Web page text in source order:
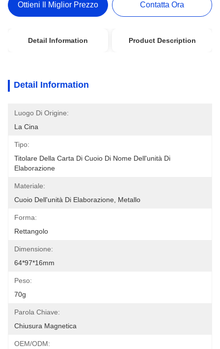
Ottieni Il Miglior Prezzo Contatta Ora
Detail Information Product Description
Detail Information
Luogo Di Origine:
La Cina
Tipo:
Titolare Della Carta Di Cuoio Di Nome Dell'unità Di
Elaborazione
Materiale:
Cuoio Dell'unità Di Elaborazione, Metallo
Forma:
Rettangolo
Dimensione:
64*97*16mm
Peso:
70g
Parola Chiave:
Chiusura Magnetica
OEM/ODM: